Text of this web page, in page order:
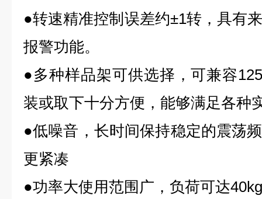
●转速精准控制误差约±1转，具有
报警功能。
●多种样品架可供选择，可兼容
装或取下十分方便，能够满足各种
●低噪音，长时间保持稳定的震荡
更紧凑
●功率大使用范围广，负荷可达